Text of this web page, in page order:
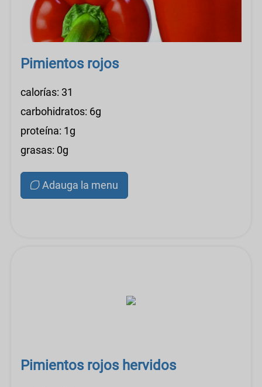
Pimientos rojos
calorías: 31
carbohidratos: 6g
proteína: 1g
grasas: 0g
Adauga la menu
Pimientos rojos hervidos